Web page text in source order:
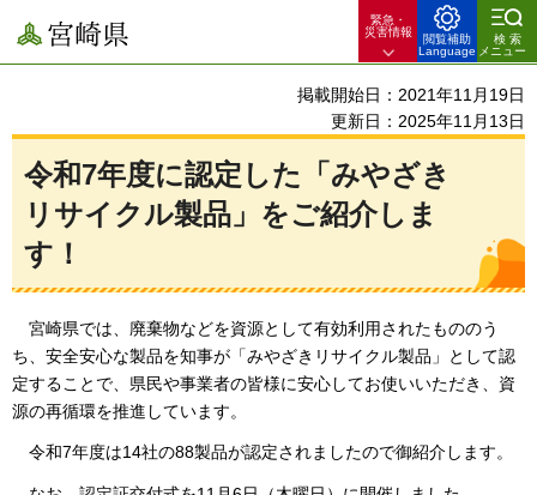
宮崎県
緊急・
災害情報
閲覧補助
Language
検索
メニュー
掲載開始日：2021年11月19日
更新日：2025年11月13日
令和7年度に認定した「みやざき
リサイクル製品」をご紹介しま
す！
宮崎県では、廃棄物などを資源として有効利用されたもののう
ち、安全安心な製品を知事が「みやざきリサイクル製品」として認
定することで、県民や事業者の皆様に安心してお使いいただき、資
源の再循環を推進しています。
令和7年度は14社の88製品が認定されましたので御紹介します。